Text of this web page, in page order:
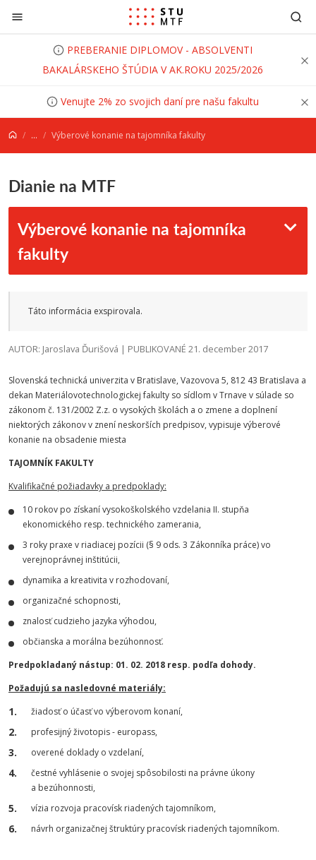
Prejsť na obsah
PREBERANIE DIPLOMOV - ABSOLVENTI
BAKALÁRSKEHO ŠTÚDIA V AK.ROKU 2025/2026
Venujte 2% zo svojich daní pre našu fakultu
... Výberové konanie na tajomníka fakulty
Dianie na MTF
Výberové konanie na tajomníka
fakulty
Táto informácia exspirovala.
AUTOR: Jaroslava Ďurišová | PUBLIKOVANÉ 21. december 2017
Slovenská technická univerzita v Bratislave, Vazovova 5, 812 43 Bratislava a
dekan Materiálovotechnologickej fakulty so sídlom v Trnave v súlade so
zákonom č. 131/2002 Z.z. o vysokých školách a o zmene a doplnení
niektorých zákonov v znení neskorších predpisov, vypisuje výberové
konanie na obsadenie miesta
TAJOMNÍK FAKULTY
Kvalifikačné požiadavky a predpoklady:
10 rokov po získaní vysokoškolského vzdelania II. stupňa
ekonomického resp. technického zamerania,
3 roky praxe v riadiacej pozícii (§ 9 ods. 3 Zákonníka práce) vo
verejnoprávnej inštitúcii,
dynamika a kreativita v rozhodovaní,
organizačné schopnosti,
znalosť cudzieho jazyka výhodou,
občianska a morálna bezúhonnosť.
Predpokladaný nástup: 01. 02. 2018 resp. podľa dohody.
Požadujú sa nasledovné materiály:
žiadosť o účasť vo výberovom konaní,
profesijný životopis - europass,
overené doklady o vzdelaní,
čestné vyhlásenie o svojej spôsobilosti na právne úkony
a bezúhonnosti,
vízia rozvoja pracovísk riadených tajomníkom,
návrh organizačnej štruktúry pracovísk riadených tajomníkom.